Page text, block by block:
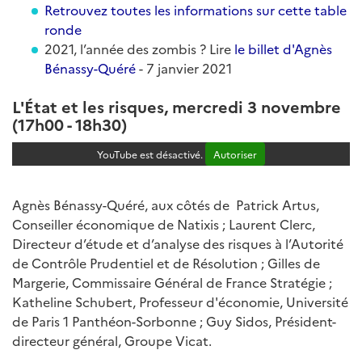
Retrouvez toutes les informations sur cette table
ronde
2021, l’année des zombis ? Lire le billet d'Agnès
Bénassy-Quéré- 7 janvier 2021
L'État et les risques, mercredi 3 novembre
(17h00 - 18h30)
YouTube est désactivé. Autoriser
Agnès Bénassy-Quéré, aux côtés de Patrick Artus,
Conseiller économique de Natixis ; Laurent Clerc,
Directeur d’étude et d’analyse des risques à l’Autorité
de Contrôle Prudentiel et de Résolution ; Gilles de
Margerie, Commissaire Général de France Stratégie ;
Katheline Schubert, Professeur d'économie, Université
de Paris 1 Panthéon-Sorbonne ; Guy Sidos, Président-
directeur général, Groupe Vicat.